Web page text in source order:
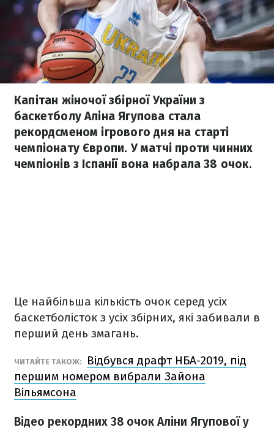
Капітан жіночої збірної України з
баскетболу Аліна Ягупова стала
рекордсменом ігрового дня на старті
чемпіонату Європи. У матчі проти чинних
чемпіонів з Іспанії вона набрала 38 очок.
Це найбільша кількість очок серед усіх
баскетболісток з усіх збірних, які забивали в
перший день змагань.
ЧИТАЙТЕ ТАКОЖ:
Відбувся драфт НБА-2019, під
першим номером вибрали Зайона
Вільямсона
Відео рекордних 38 очок Аліни Ягупової у